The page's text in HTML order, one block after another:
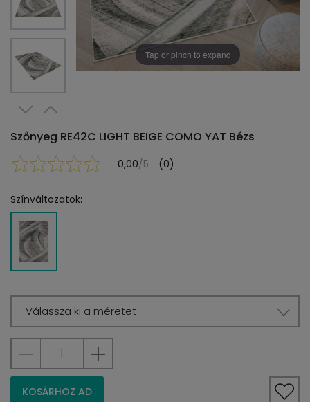
Tap or pinch to expand
Szőnyeg RE42C LIGHT BEIGE COMO YAT Bézs
0,00/5 (0)
Színváltozatok:
Válassza ki a méretet
KOSÁRHOZ AD